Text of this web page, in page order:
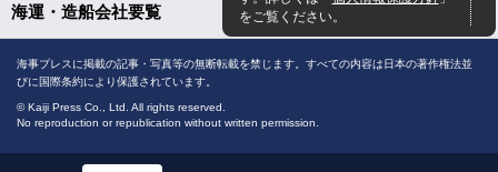
をご覧ください。
海運・造船会社要覧
海事プレスに掲載の記事・写真等の無断転載を禁じます。すべての内容は日本の著作権法並
びに国際条約により保護されています。
© Kaiji Press Co., Ltd. All rights reserved.
No reproduction or republication without written permission.